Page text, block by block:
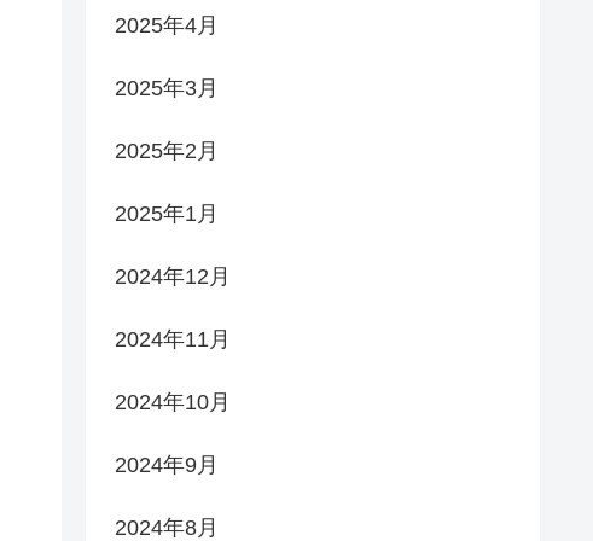
2025年4月
2025年3月
2025年2月
2025年1月
2024年12月
2024年11月
2024年10月
2024年9月
2024年8月